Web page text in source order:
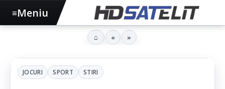
JOCURI SPORT STIRI
≡Meniu
⌂ « »